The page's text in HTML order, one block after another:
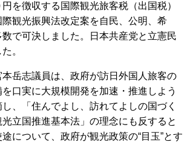
を徴収する国際観光旅客税（出国税）
観光振興法改定案を自民、公明、希
で可決しました。日本共産党と立憲民
。
岳志議員は、政府が訪日外国人旅客の
口実に大規模開発を加速・推進しよう
、「住んでよし、訪れてよしの国づく
立国推進基本法」の理念にも反すると
について、政府が観光政策の“目玉”とす